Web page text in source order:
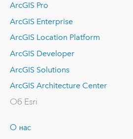
ArcGIS Pro
ArcGIS Enterprise
ArcGIS Location Platform
ArcGIS Developer
ArcGIS Solutions
ArcGIS Architecture Center
Об Esri
О нас